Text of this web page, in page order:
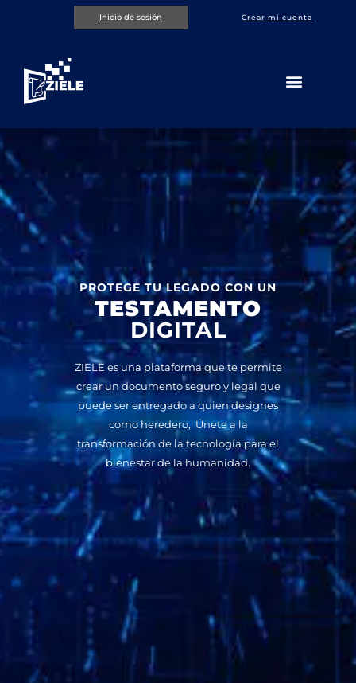
Inicio de sesión Crear mi cuenta
PROTEGE TU LEGADO CON UN
TESTAMENTO
DIGITAL
ZIELE es una plataforma que te permite
crear un documento seguro y legal que
puede ser entregado a quien designes
como heredero, Únete a la
transformación de la tecnología para el
bienestar de la humanidad.